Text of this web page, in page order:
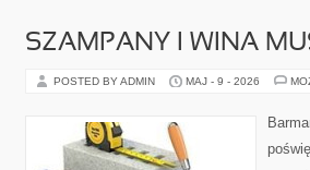
SZAMPANY I WINA
POSTED BY ADMIN MAJ - 9 - 2026